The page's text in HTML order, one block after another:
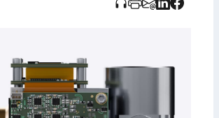
; Hinweis: Audio wurde KI-generiert